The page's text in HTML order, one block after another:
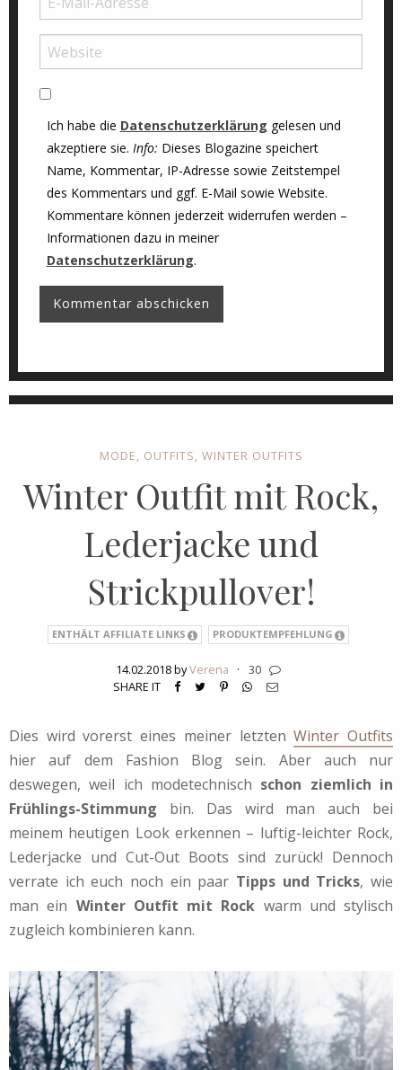
Ich habe die Datenschutzerklärung gelesen und
akzeptiere sie. Info: Dieses Blogazine speichert
Name, Kommentar, IP-Adresse sowie Zeitstempel
des Kommentars und ggf. E-Mail sowie Website.
Kommentare können jederzeit widerrufen werden –
Informationen dazu in meiner
Datenschutzerklärung.
MODE, OUTFITS, WINTER OUTFITS
Winter Outfit mit Rock,
Lederjacke und
Strickpullover!
ENTHÄLT AFFILIATE LINKS PRODUKTEMPFEHLUNG
14.02.2018 byVerena ·
30
SHARE IT
Dies wird vorerst eines meiner letztenWinter Outfits
hier auf dem Fashion Blog sein. Aber auch nur
deswegen, weil ich modetechnisch schon ziemlich in
Frühlings-Stimmung bin. Das wird man auch bei
meinem heutigen Look erkennen – luftig-leichter Rock,
Lederjacke und Cut-Out Boots sind zurück! Dennoch
verrate ich euch noch ein paar Tipps und Tricks, wie
man ein Winter Outfit mit Rock warm und stylisch
zugleich kombinieren kann.